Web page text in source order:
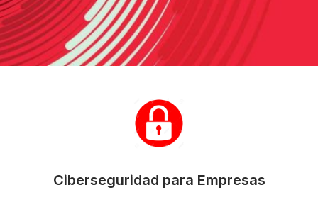
Ciberseguridad para Empresas